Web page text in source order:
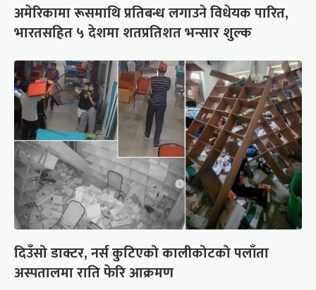
अमेरिकामा रूसमाथि प्रतिबन्ध लगाउने विधेयक पारित,
भारतसहित ५ देशमा शतप्रतिशत भन्सार शुल्क
दिउँसो डाक्टर, नर्स कुटिएको कालीकोटको पलाँता
अस्पतालमा राति फेरि आक्रमण